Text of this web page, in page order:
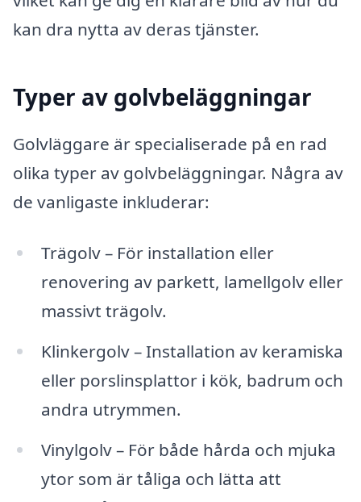
kan dra nytta av deras tjänster.
Typer av golvbeläggningar
Golvläggare är specialiserade på en rad
olika typer av golvbeläggningar. Några av
de vanligaste inkluderar:
Trägolv – För installation eller
renovering av parkett, lamellgolv eller
massivt trägolv.
Klinkergolv – Installation av keramiska
eller porslinsplattor i kök, badrum och
andra utrymmen.
Vinylgolv – För både hårda och mjuka
ytor som är tåliga och lätta att